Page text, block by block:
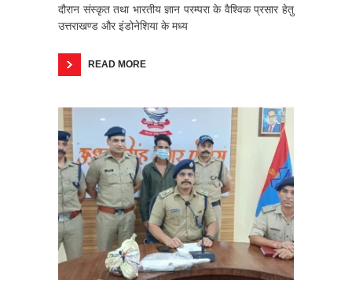
दौरान संस्कृत तथा भारतीय ज्ञान परम्परा के वैश्विक प्रसार हेतु
उत्तराखण्ड और इंडोनेशिया के मध्य
READ MORE